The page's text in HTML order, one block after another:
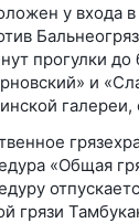
у входа
прогулки до
и
галереи,
«Общая
грязи